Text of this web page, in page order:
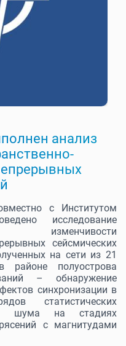
анализ
с Институтом
исследование
изменчивости
сейсмических
на сети из 21
районе полуострова
– обнаружение
синхронизации в
статистических
шума на стадиях
с магнитудами